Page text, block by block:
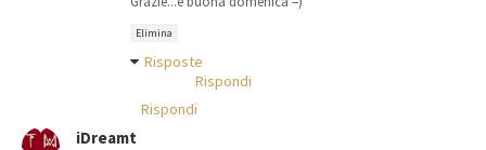
Elimina
Risposte
Rispondi
Rispondi
iDreamt